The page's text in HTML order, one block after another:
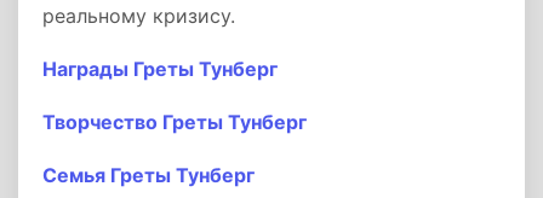
реальному кризису.
Награды Греты Тунберг
Творчество Греты Тунберг
Семья Греты Тунберг